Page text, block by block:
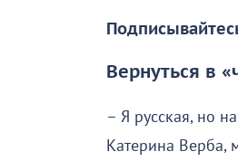
Вернуться в
– Я русская, но
Катерина Верба,